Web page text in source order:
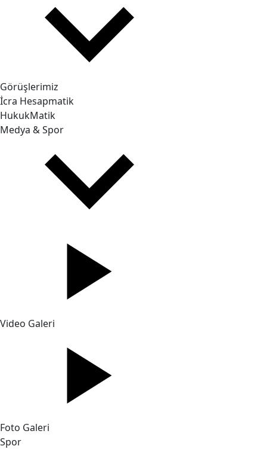
Görüşlerimiz
İcra Hesapmatik
HukukMatik
Medya & Spor
Video Galeri
Foto Galeri
Spor